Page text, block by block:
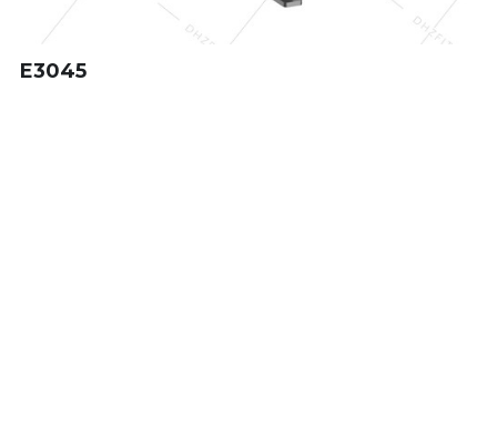
2019上海体博会
2019北京Chinafit
E3045